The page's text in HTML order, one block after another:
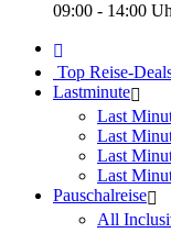
09:00 - 14:00
Top Reise-
Lastminute
Last
Last
Last
Last
Pauschalreise
All